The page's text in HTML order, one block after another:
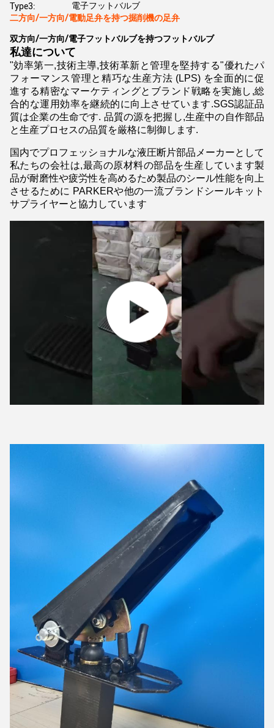
Type3:
電子フットバルブ
二方向/一方向/電動足弁を持つ掘削機の足弁
双方向/一方向/電子フットバルブを持つフットバルブ
私達について
"効率第一,技術主導,技術革新と管理を堅持する"優れたパ
フォーマンス管理と精巧な生産方法 (LPS) を全面的に促
進する精密なマーケティングとブランド戦略を実施し,総
合的な運用効率を継続的に向上させています.SGS認証品
質は企業の生命です. 品質の源を把握し,生産中の自作部品
と生産プロセスの品質を厳格に制御します.
国内でプロフェッショナルな液圧断片部品メーカーとして
私たちの会社は,最高の原材料の部品を生産しています製
品が耐磨性や疲労性を高めるため製品のシール性能を向上
させるために PARKERや他の一流ブランドシールキット
サプライヤーと協力しています